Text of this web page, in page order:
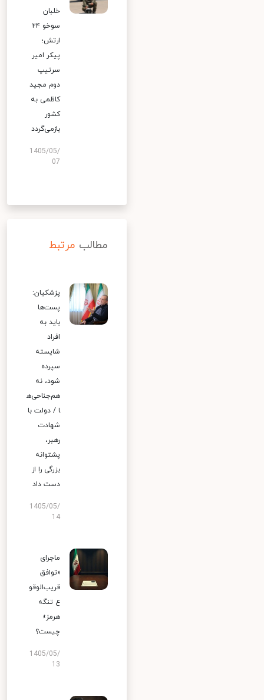
خلبان
سوخو ۲۴
ارتش؛
پیکر امیر
سرتیپ
دوم مجید
کاظمی به
کشور
بازمی‌گردد
1405/05/
07
مطالب مرتبط
پزشکیان:
پست‌ها
باید به
افراد
شایسته
سپرده
شود، نه
هم‌جناحی‌ه
ا / دولت با
شهادت
رهبر،
پشتوانه
بزرگی را از
دست داد
1405/05/
14
ماجرای
«توافق
قریب‌الوقو
ع تنگه
هرمز»
چیست؟
1405/05/
13